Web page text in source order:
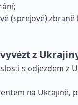
(sprejové)
z
s odjezdem z
na Ukrajině,